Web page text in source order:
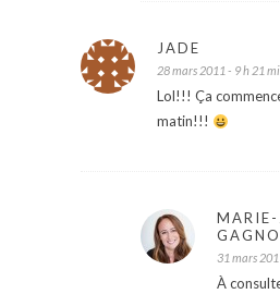
JADE
28 mars 2011 - 9 h 21
Lol!!! Ça
matin!!!
MARIE-
31 mars
À